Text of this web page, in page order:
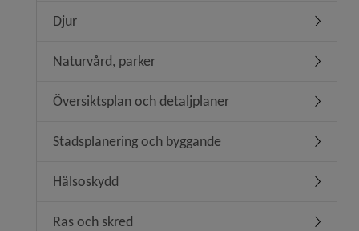
Djur
Naturvård, parker
Översiktsplan och detaljplaner
Stadsplanering och byggande
Hälsoskydd
Ras och skred